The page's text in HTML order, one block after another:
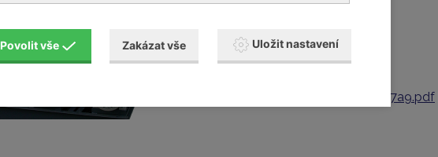
cat-rbs-av-s2-1d16d_eng_p-917a9.pdf
Povolit vše Zakázat vše Uložit nastavení